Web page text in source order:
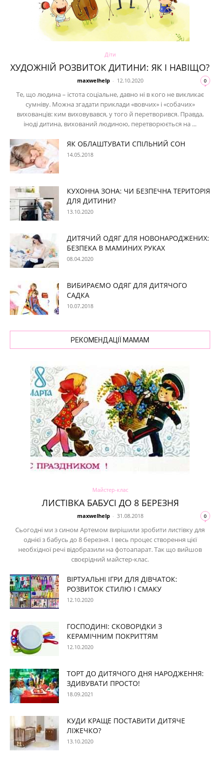
Діти
ХУДОЖНІЙ РОЗВИТОК ДИТИНИ: ЯК І НАВІЩО?
maxwelhelp - 12.10.2020 0
Те, що людина – істота соціальне, давно ні в кого не викликає
сумніву. Можна згадати приклади «вовчих» і «собачих»
вихованців: ким виховувався, у того й перетворився. Правда,
іноді дитина, вихований людиною, перетворюється на ...
ЯК ОБЛАШТУВАТИ СПІЛЬНИЙ СОН
14.05.2018
КУХОННА ЗОНА: ЧИ БЕЗПЕЧНА ТЕРИТОРІЯ
ДЛЯ ДИТИНИ?
13.10.2020
ДИТЯЧИЙ ОДЯГ ДЛЯ НОВОНАРОДЖЕНИХ:
БЕЗПЕКА В МАМИНИХ РУКАХ
08.04.2020
ВИБИРАЄМО ОДЯГ ДЛЯ ДИТЯЧОГО
САДКА
10.07.2018
РЕКОМЕНДАЦІЇ МАМАМ
Майстер-клас
ЛИСТІВКА БАБУСІ ДО 8 БЕРЕЗНЯ
maxwelhelp - 31.08.2018 0
Сьогодні ми з сином Артемом вирішили зробити листівку для
однієї з бабусь до 8 березня. І весь процес створення цієї
необхідної речі відобразили на фотоапарат. Так що вийшов
своєрідний майстер-клас.
ВІРТУАЛЬНІ ІГРИ ДЛЯ ДІВЧАТОК:
РОЗВИТОК СТИЛЮ І СМАКУ
12.10.2020
ГОСПОДИНІ: СКОВОРІДКИ З
КЕРАМІЧНИМ ПОКРИТТЯМ
12.10.2020
ТОРТ ДО ДИТЯЧОГО ДНЯ НАРОДЖЕННЯ:
ЗДИВУВАТИ ПРОСТО!
18.09.2021
КУДИ КРАЩЕ ПОСТАВИТИ ДИТЯЧЕ
ЛІЖЕЧКО?
13.10.2020